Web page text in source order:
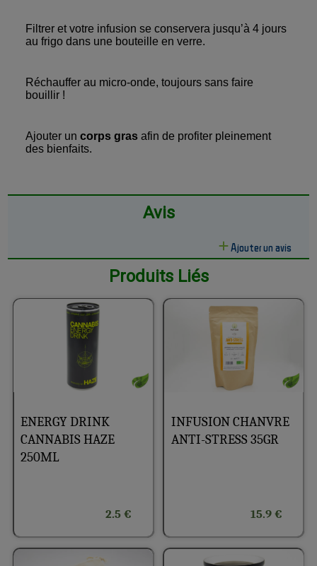
Filtrer et votre infusion se conservera jusqu’à 4 jours
au frigo dans une bouteille en verre.
Réchauffer au micro-onde, toujours sans faire
bouillir !
Ajouter uncorps gras afin de profiter pleinement
des bienfaits.
Avis
Ajouter un avis
Produits Liés
ENERGY DRINK
CANNABIS HAZE
250ML
2.5 €
INFUSION CHANVRE
ANTI-STRESS 35GR
15.9 €